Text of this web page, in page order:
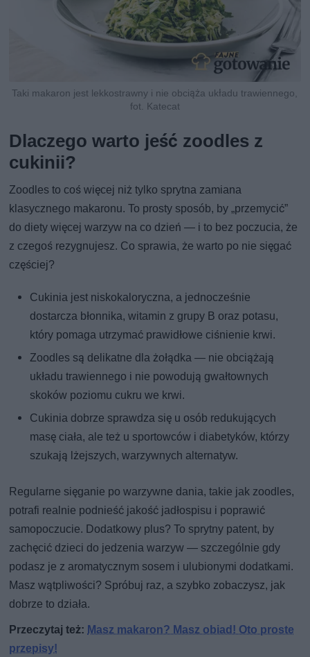
Taki makaron jest lekkostrawny i nie obciąża układu trawiennego,
fot. Katecat
Dlaczego warto jeść zoodles z
cukinii?
Zoodles to coś więcej niż tylko sprytna zamiana
klasycznego makaronu. To prosty sposób, by „przemycić”
do diety więcej warzyw na co dzień — i to bez poczucia, że
z czegoś rezygnujesz. Co sprawia, że warto po nie sięgać
częściej?
Cukinia jest niskokaloryczna, a jednocześnie
dostarcza błonnika, witamin z grupy B oraz potasu,
który pomaga utrzymać prawidłowe ciśnienie krwi.
Zoodles są delikatne dla żołądka — nie obciążają
układu trawiennego i nie powodują gwałtownych
skoków poziomu cukru we krwi.
Cukinia dobrze sprawdza się u osób redukujących
masę ciała, ale też u sportowców i diabetyków, którzy
szukają lżejszych, warzywnych alternatyw.
Regularne sięganie po warzywne dania, takie jak zoodles,
potrafi realnie podnieść jakość jadłospisu i poprawić
samopoczucie. Dodatkowy plus? To sprytny patent, by
zachęcić dzieci do jedzenia warzyw — szczególnie gdy
podasz je z aromatycznym sosem i ulubionymi dodatkami.
Masz wątpliwości? Spróbuj raz, a szybko zobaczysz, jak
dobrze to działa.
Przeczytaj też: Masz makaron? Masz obiad! Oto proste
przepisy!